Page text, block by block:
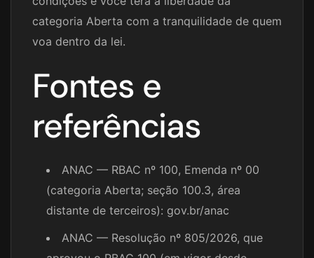
categoria Aberta com a tranquilidade de quem
voa dentro da lei.
Fontes e
referências
ANAC — RBAC nº 100, Emenda nº 00
(categoria Aberta; seção 100.3, área
distante de terceiros): gov.br/anac
ANAC — Resolução nº 805/2026, que